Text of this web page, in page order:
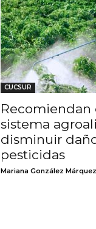
CUCSUR
Recomiendan
sistema
disminuir
pesticidas
Mariana González Márquez